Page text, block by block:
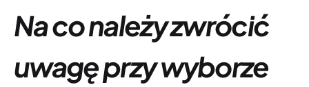
Na co należy zwrócić
uwagę przy wyborze